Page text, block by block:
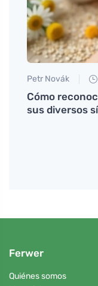
Petr Novák
Cómo
sus diversos
Ferwer
Quiénes somos